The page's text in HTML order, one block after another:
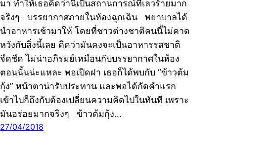
มา ทำให้เธอคิดว่านี่เป็นสถานการณ์ที่เลวร้ายมาก
จริงๆ บรรยากาศภายในห้องฉุกเฉิน พยาบาลได้
นำอาหารเช้ามาให้ โดยที่ชาวต่างชาติคนนี้ไม่คาด
หวังกับสิ่งนี้เลย คิดว่ามันคงจะเป็นอาหารรสชาติ
จืดชืด ไม่น่าอภิรมย์เหมือนกับบรรยากาศในห้อง
ตอนนั้นน่ะแหละ พอเปิดฝา เธอก็ได้พบกับ “ข้าวต้ม
กุ้ง” หน้าตาน่ารับประทาน และพอได้กัดคำแรก
เข้าไปก็ถึงกับต้องเปลี่ยนความคิดไปในทันที เพราะ
มันอร่อยมากจริงๆ ข้าวต้มกุ้ง…
27/04/2018